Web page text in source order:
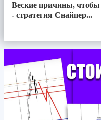
Веские причины, чтобы
- стратегия Снайпер...